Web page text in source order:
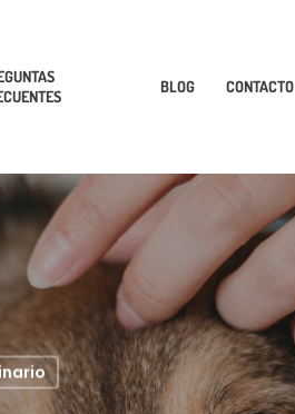
BLOG CONTACTO